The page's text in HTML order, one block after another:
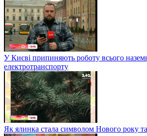
У Києві припиняють роботу всього
електротранспорту
Як ялинка стала символом Нового року та